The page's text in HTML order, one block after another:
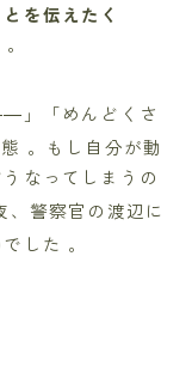
を伝えたく
」「めんどくさ
。もし自分が動
なってしまうの
警察官の渡辺に
した 。